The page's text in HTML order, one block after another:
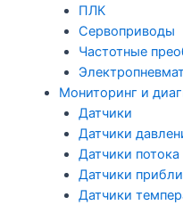
ПЛК
Сервоприводы
Частотные
Мониторинг и
Датчики
Датчики
Датчики потока
Датчики
Датчики